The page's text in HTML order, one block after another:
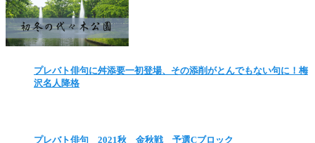
プレバト俳句に舛添要一初登場、その添削がとんでもない句に！梅
沢名人降格
プレバト俳句 2021秋 金秋戦 予選Cブロック